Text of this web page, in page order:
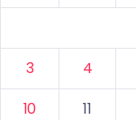
3
4
10
11